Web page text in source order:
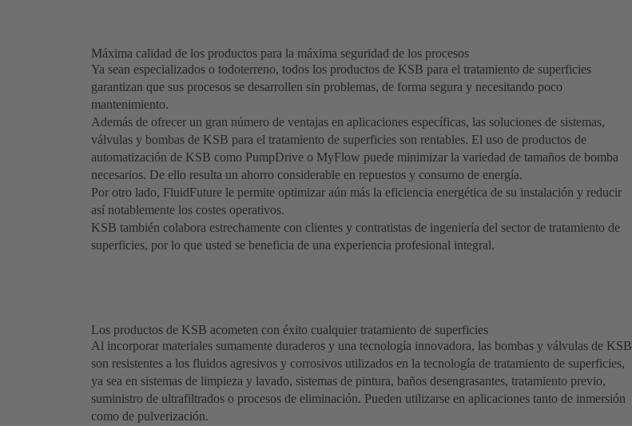
Máxima calidad de los productos para la máxima seguridad de los procesos
Ya sean especializados o todoterreno, todos los productos de KSB para el tratamiento de superficies
garantizan que sus procesos se desarrollen sin problemas, de forma segura y necesitando poco
mantenimiento.
Además de ofrecer un gran número de ventajas en aplicaciones específicas, las soluciones de sistemas,
válvulas y bombas de KSB para el tratamiento de superficies son rentables. El uso de productos de
automatización de KSB como PumpDrive o MyFlow puede minimizar la variedad de tamaños de bomba
necesarios. De ello resulta un ahorro considerable en repuestos y consumo de energía.
Por otro lado, FluidFuture le permite optimizar aún más la eficiencia energética de su instalación y reducir
así notablemente los costes operativos.
KSB también colabora estrechamente con clientes y contratistas de ingeniería del sector de tratamiento de
superficies, por lo que usted se beneficia de una experiencia profesional integral.
Los productos de KSB acometen con éxito cualquier tratamiento de superficies
Al incorporar materiales sumamente duraderos y una tecnología innovadora, las bombas y válvulas de KSB
son resistentes a los fluidos agresivos y corrosivos utilizados en la tecnología de tratamiento de superficies,
ya sea en sistemas de limpieza y lavado, sistemas de pintura, baños desengrasantes, tratamiento previo,
suministro de ultrafiltrados o procesos de eliminación. Pueden utilizarse en aplicaciones tanto de inmersión
como de pulverización.